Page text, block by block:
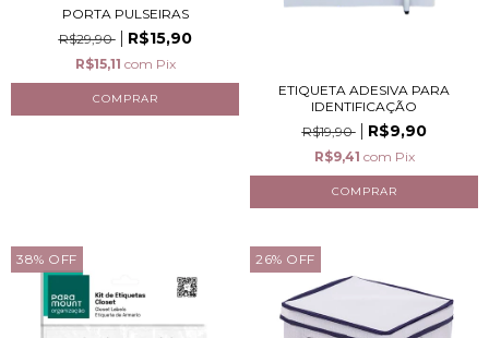
PORTA PULSEIRAS
R$29,90
R$15,90
R$15,11 com Pix
ETIQUETA ADESIVA PARA
IDENTIFICAÇÃO
R$19,90
R$9,90
R$9,41 com Pix
38% OFF 26% OFF